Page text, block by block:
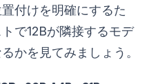
付けを明確にするた
で12Bが隣接するモデ
かを見てみましょう。